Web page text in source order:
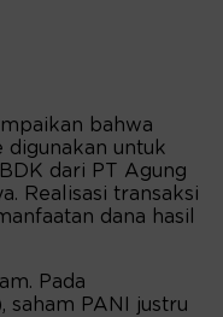
bahwa
digunakan untuk
dari PT Agung
Realisasi transaksi
dana hasil
Pada
saham PANI justru